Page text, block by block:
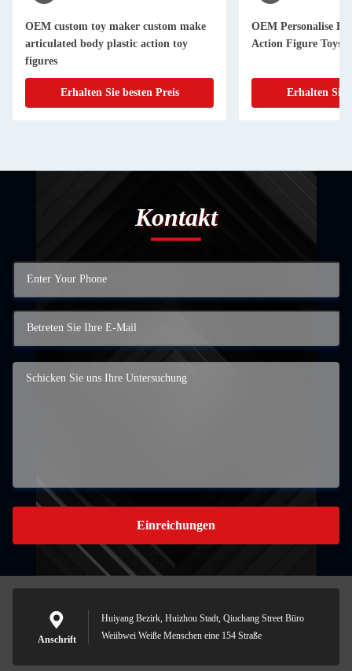
OEM custom toy maker custom make
articulated body plastic action toy
figures
Erhalten Sie besten Preis
OEM Personalise
Action Figure Toys
Erhalten Sie
Kontakt
Einreichungen
Anschrift
Huiyang Bezirk, Huizhou Stadt, Qiuchang Street Büro
Weiibwei Weiße Menschen eine 154 Straße